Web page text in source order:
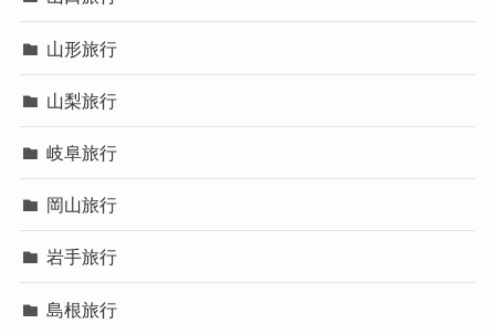
山形旅行
山梨旅行
岐阜旅行
岡山旅行
岩手旅行
島根旅行